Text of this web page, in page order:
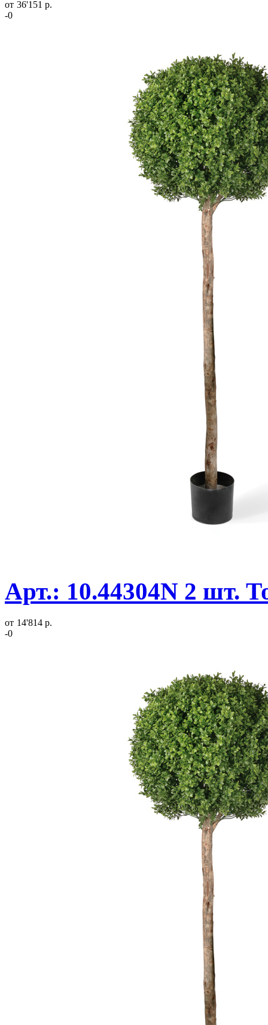
от 36'151 р.
-0
Арт.: 10.44304N 2 шт.
от 14'814 р.
-0